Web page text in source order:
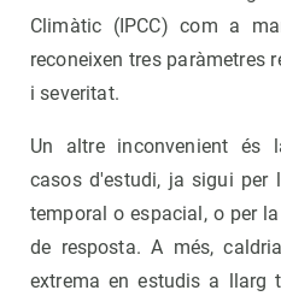
Climàtic (IPCC) com a
reconeixen tres paràmetres
i severitat.
Un altre inconvenient és
casos d'estudi, ja sigui per
temporal o espacial, o per
de resposta. A més,
extrema en estudis a llarg